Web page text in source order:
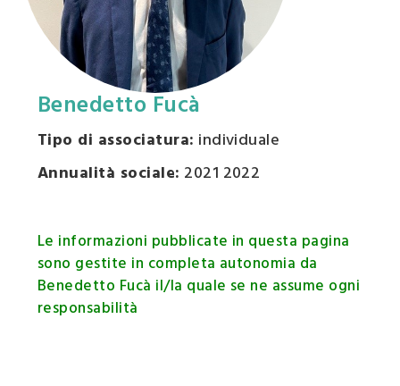
Benedetto Fucà
Tipo di associatura: individuale
Annualità sociale: 2021 2022
Le informazioni pubblicate in questa pagina
sono gestite in completa autonomia da
Benedetto Fucà il/la quale se ne assume ogni
responsabilità